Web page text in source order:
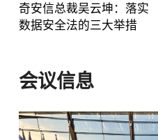
2022-05-26
奇安信总裁吴云坤：落实
数据安全法的三大举措
会议信息